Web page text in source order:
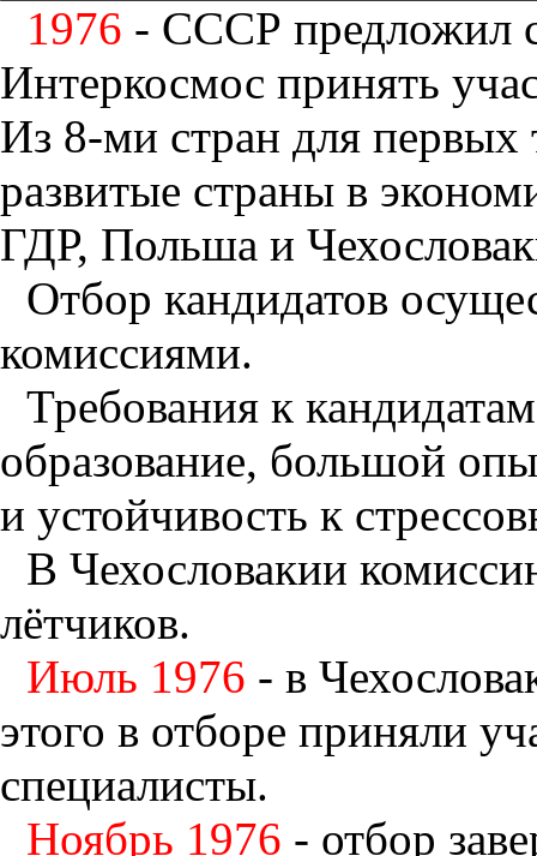
1976 - СССР предложил
Интеркосмос принять
Из 8-ми стран для первых
развитые страны в
ГДР, Польша и
Отбор кандидатов
комиссиями.
Требования к
образование, большой
и устойчивость к
В Чехословакии
лётчиков.
Июль 1976 - в
этого в отборе приняли
специалисты.
Ноябрь 1976 - отбор